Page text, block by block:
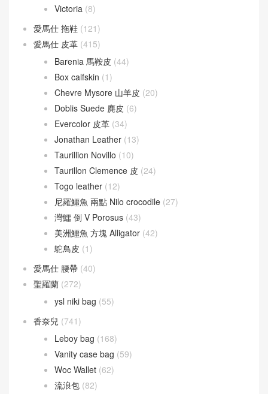
Victoria (8)
愛馬仕 拖鞋 (121)
愛馬仕 皮革 (415)
Barenia 馬鞍皮 (44)
Box calfskin (1)
Chevre Mysore 山羊皮 (20)
Doblis Suede 麂皮 (6)
Evercolor 皮革 (34)
Jonathan Leather (13)
Taurillion Novillo (10)
Taurillon Clemence 皮 (24)
Togo leather (12)
尼羅鱷魚 兩點 Nilo crocodile (27)
灣鱷 倒 V Porosus (43)
美洲鱷魚 方塊 Alligator (42)
鴕鳥皮 (1)
愛馬仕 腰帶 (40)
聖羅蘭 (272)
ysl niki bag (55)
香奈兒 (741)
Leboy bag (168)
Vanity case bag (59)
Woc Wallet (62)
流浪包 (82)